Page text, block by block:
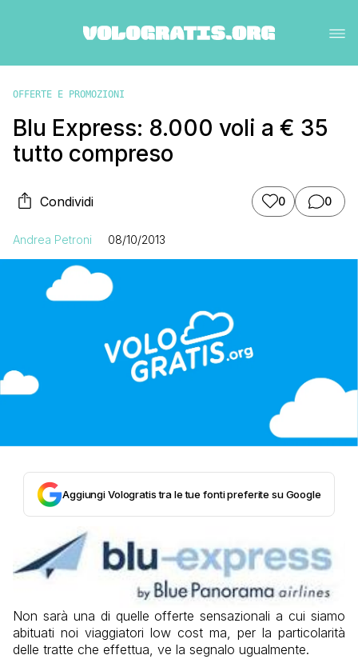
OFFERTE E PROMOZIONI
Blu Express: 8.000 voli a € 35
tutto compreso
Condividi 0 0
Andrea Petroni 08/10/2013
Aggiungi Vologratis tra le tue fonti preferite su Google
Non sarà una di quelle offerte sensazionali a cui siamo
abituati noi viaggiatori low cost ma, per la particolarità
delle tratte che effettua, ve la segnalo ugualmente.